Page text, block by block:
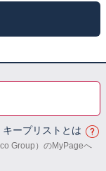
キープリストとは
Group）のMyPageへ